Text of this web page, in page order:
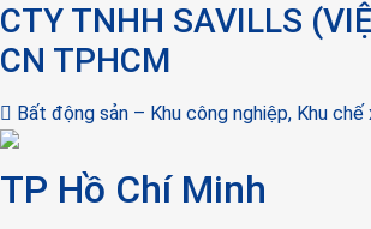
CTY TNHH SAVILLS
CN TPHCM
Bất động sản – Khu công nghiệp, Khu chế
TP Hồ Chí Minh